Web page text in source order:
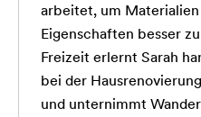
arbeitet, um
Eigenschaften besser
Freizeit erlernt Sarah
bei der
und unternimmt